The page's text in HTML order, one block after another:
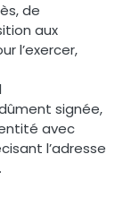
de
aux
l’exercer,
signée,
avec
l’adresse